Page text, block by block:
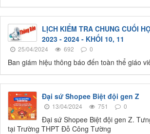
LỊCH KIỂM TRA CHUNG CUỐI
2023 - 2024 - KHỐI 10, 11
25/04/2024 692 0
Ban giám hiệu thông báo đến toàn thể giáo
Đại sứ Shopee Biệt đội gen Z
13/04/2024 751 0
Đại sứ Shopee Biệt đội gen Z.
tại Trường THPT Đỗ Công Tường